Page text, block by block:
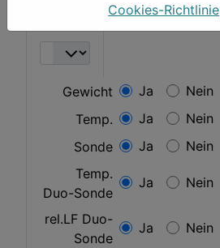
Cookies-Richtlinie
Gewicht Ja
Nein
Temp.
Ja
Nein
Sonde
Ja
Nein
Temp.
Duo-Sonde
Ja Nein
rel.LF Duo-
Sonde
Ja Nein